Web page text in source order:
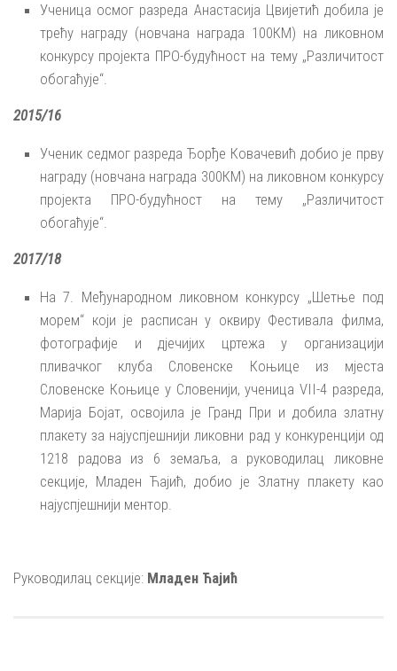
Ученица осмог разреда Анастасија Цвијетић добила је
трећу награду (новчана награда 100КМ) на ликовном
конкурсу пројекта ПРО-будућност на тему „Различитост
обогаћује“.
2015/16
Ученик седмог разреда Ђорђе Ковачевић добио је прву
награду (новчана награда 300КМ) на ликовном конкурсу
пројекта ПРО-будућност на тему „Различитост
обогаћује“.
2017/18
На 7. Међународном ликовном конкурсу „Шетње под
морем“ који је расписан у оквиру Фестивала филма,
фотографије и дјечијих цртежа у организацији
пливачког клуба Словенске Коњице из мјеста
Словенске Коњице у Словенији, ученица VII-4 разреда,
Марија Бојат, освојила је Гранд При и добила златну
плакету за најуспјешнији ликовни рад у конкуренцији од
1218 радова из 6 земаља, а руководилац ликовне
секције, Младен Ћајић, добио је Златну плакету као
најуспјешнији ментор.
Руководилац секције: Младен Ћајић